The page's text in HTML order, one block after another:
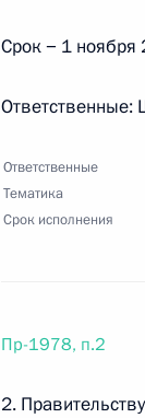
15 октября
политики в
8 октября 2022
Срок − 1 ноября
Ответственные:
Ответственные
Тематика
Срок исполнения
Пр-1978, п.2
2.